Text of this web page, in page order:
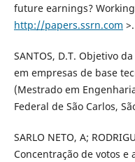
future earnings?
http://papers.ssrn.com
SANTOS, D.T. Objetivo
em empresas de base
(Mestrado em
Federal de São Carlos,
SARLO NETO, A;
Concentração de votos